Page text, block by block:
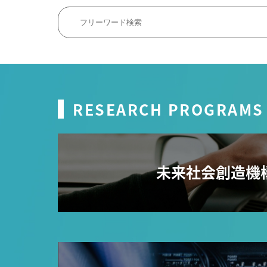
RESEARCH PROGRAMS
未来社会創造機